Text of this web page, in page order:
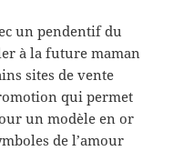
un pendentif du
à la future maman
sites de vente
qui permet
un modèle en or
de l’amour